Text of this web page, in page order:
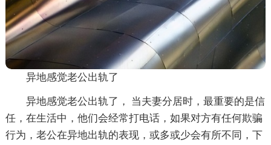
异地感觉老公出轨了
异地感觉老公出轨了， 当夫妻分居时，最重要的是信
任，在生活中，他们会经常打电话，如果对方有任何欺骗
行为，老公在异地出轨的表现，或多或少会有所不同，下